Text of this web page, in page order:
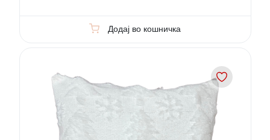
Додај во кошничка